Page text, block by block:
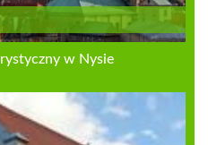
w Nysie